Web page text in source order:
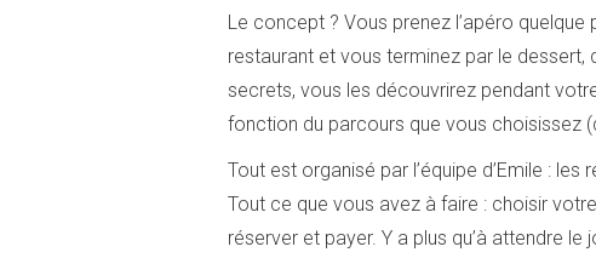
Le concept ? Vous prenez l’apéro quelque
restaurant et vous terminez par le
secrets, vous les découvrirez pendant
fonction du parcours que vous choisissez
Tout est organisé par l’équipe d’Emile :
Tout ce que vous avez à faire : choisir
réserver et payer. Y a plus qu’à attendre le